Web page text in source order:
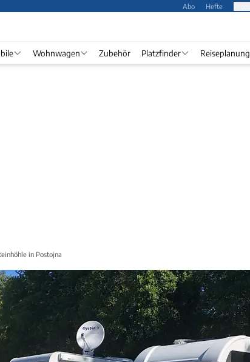
Abo Hefte
Wohnwagen Zubehör Platzfinder Reiseplanung
in Postojna